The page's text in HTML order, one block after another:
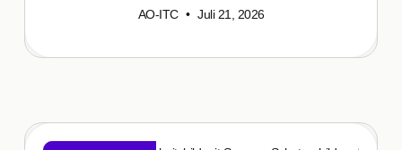
AO-ITC Juli 21, 2026